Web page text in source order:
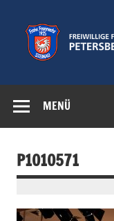
springen
MENÜ
P1010571